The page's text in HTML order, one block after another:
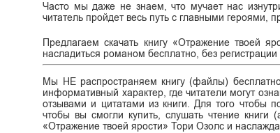
Часто мы даже не знаем, что мучает нас
читатель пройдет весь путь с главными героями,
Предлагаем скачать книгу «Отражение
насладиться романом бесплатно, без
Мы НЕ распространяем книгу (файлы)
информативный характер, где читатели могут
отзывами и цитатами из книги. Для того чтобы
чтобы вы смогли купить, слушать чтение книги
«Отражение твоей ярости» Тори Озолс и